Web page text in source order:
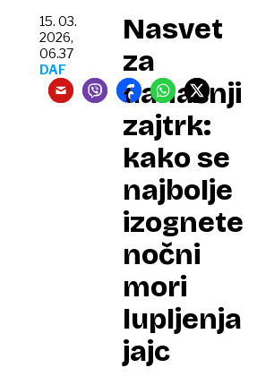
Nasvet
za
današnji
zajtrk:
kako se
najbolje
izognete
nočni
mori
lupljenja
jajc
15. 03.
2026,
06.37
DAF